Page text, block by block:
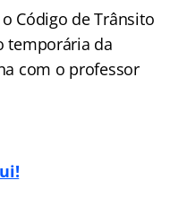
Código de Trânsito
temporária da
com o professor